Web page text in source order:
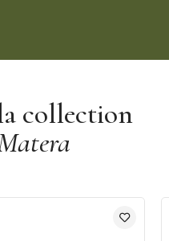
collection